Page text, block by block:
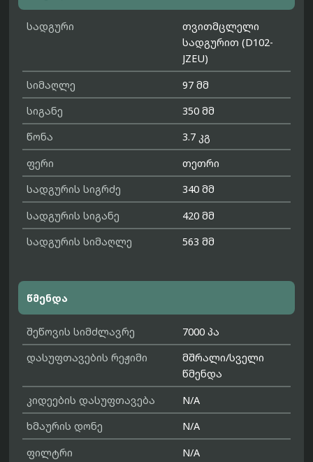
სადგური
თვითმცლელი
სადგურით (D102-
JZEU)
სიმაღლე
97 მმ
სიგანე
350 მმ
წონა
3.7 კგ
ფერი
თეთრი
სადგურის სიგრძე
340 მმ
სადგურის სიგანე
420 მმ
სადგურის სიმაღლე
563 მმ
წმენდა
შეწოვის სიმძლავრე
7000 პა
დასუფთავების რეჟიმი
მშრალი/სველი
წმენდა
კიდეების დასუფთავება
N/A
ხმაურის დონე
N/A
ფილტრი
N/A